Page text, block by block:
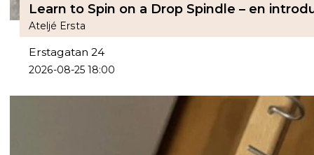
Learn to Spin on a Drop Spindle – en
Ateljé Ersta
Erstagatan 24
2026-08-25 18:00